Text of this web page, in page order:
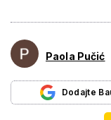
Paola Pučić
Dodajte